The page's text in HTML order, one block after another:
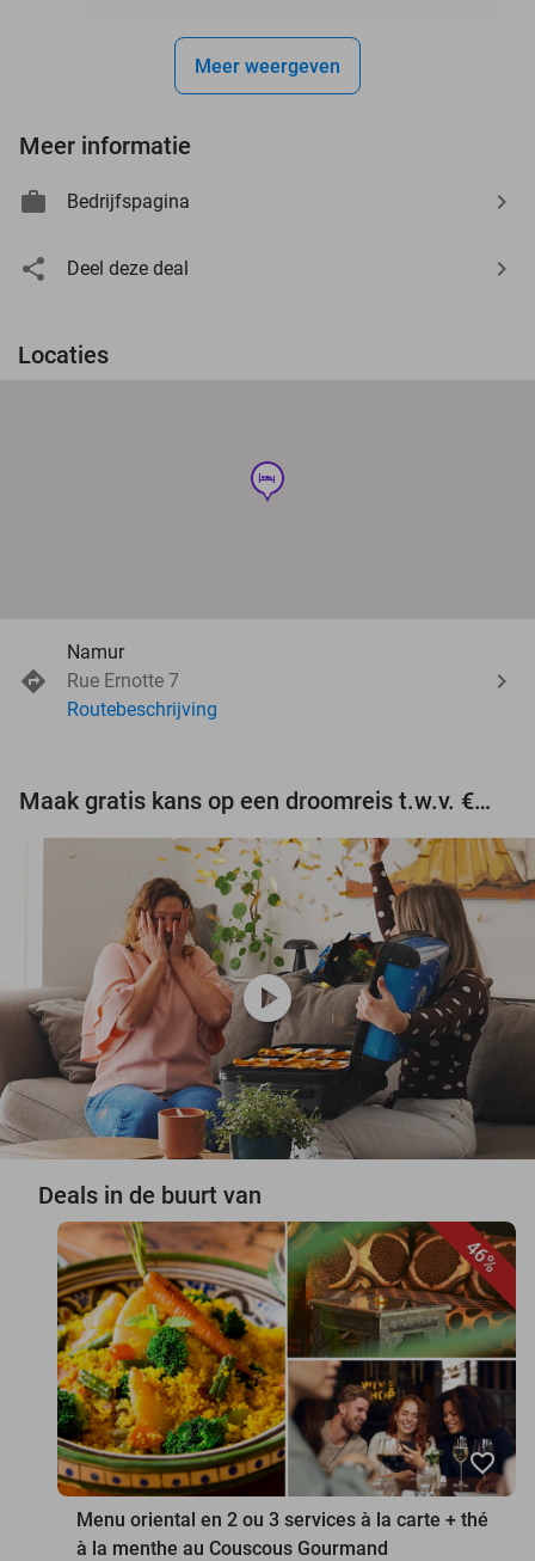
Meer weergeven
Meer informatie
Bedrijfspagina
Deel deze deal
Locaties
hotel
Namur
Rue Ernotte 7
Routebeschrijving
Maak gratis kans op een droomreis t.w.v. €3.000!
play_circle
Deals in de buurt van
46%
favorite_border
Menu oriental en 2 ou 3 services à la carte + thé
à la menthe au Couscous Gourmand